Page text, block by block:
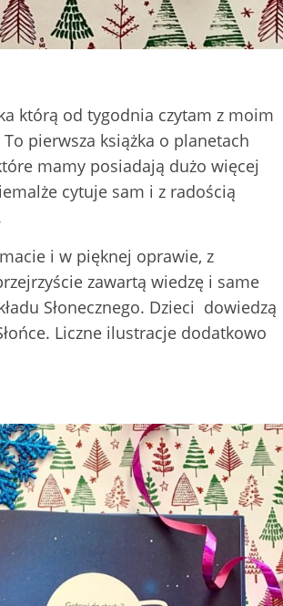
którą od tygodnia czytam z moim
pierwsza książka o planetach
mamy posiadają dużo więcej
cytuje sam i z radością
i w pięknej oprawie, z
zawartą wiedzę i same
Słonecznego. Dzieci dowiedzą
Liczne ilustracje dodatkowo